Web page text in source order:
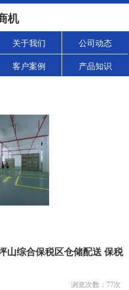
机
关于我们 公司动态
客户案例 产品知识
山综合保税区仓储配送 保税
浏览次数： 77次